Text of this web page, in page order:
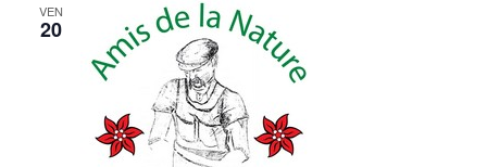
VEN
20